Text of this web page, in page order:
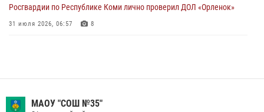
Росгвардии по Республике Коми лично проверил ДОЛ «Орленок»
31 июля 2026, 06:57 8
В Коми росгвардейцы обеспечивают правопорядок всероссийского
МАОУ "СОШ №35"